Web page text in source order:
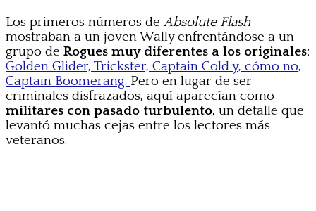
Los primeros números deAbsolute Flash
mostraban a un joven Wally enfrentándose a un
grupo de Rogues muy diferentes a los originales:
Golden Glider, Trickster, Captain Cold y, cómo no,
Captain Boomerang. Pero en lugar de ser
criminales disfrazados, aquí aparecían como
militares con pasado turbulento, un detalle que
levantó muchas cejas entre los lectores más
veteranos.